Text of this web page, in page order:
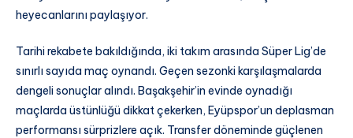
heyecanlarını paylaşıyor.
Tarihi rekabete bakıldığında, iki takım arasında Süper Lig’de
sınırlı sayıda maç oynandı. Geçen sezonki karşılaşmalarda
dengeli sonuçlar alındı. Başakşehir’in evinde oynadığı
maçlarda üstünlüğü dikkat çekerken, Eyüpspor’un deplasman
performansı sürprizlere açık. Transfer döneminde güçlenen